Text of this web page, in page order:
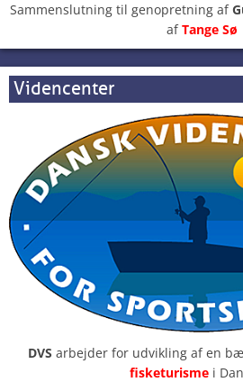
Sammenslutning til genopretning af
afTange Sø
Videncenter
DVS arbejder for udvikling af en
fisketurisme i